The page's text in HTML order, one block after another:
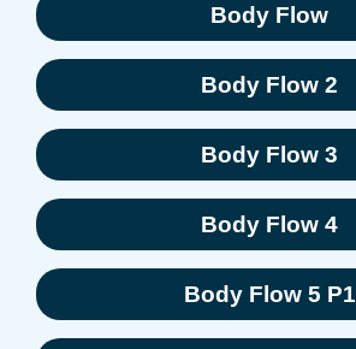
Body Flow
Body Flow 2
Body Flow 3
Body Flow 4
Body Flow 5 P1